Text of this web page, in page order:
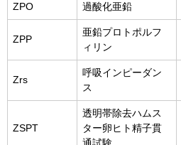
ZPO 過酸化亜鉛
ZPP
亜鉛プロトポルフ
ィリン
Zrs
呼吸インピーダン
ス
ZSPT
透明帯除去ハムス
ター卵ヒト精子貫
通試験